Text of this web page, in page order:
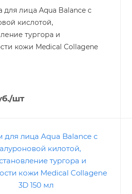
для лица Aqua Balance с
кислотой,
тургора и
кожи Medical Collagene
/шт